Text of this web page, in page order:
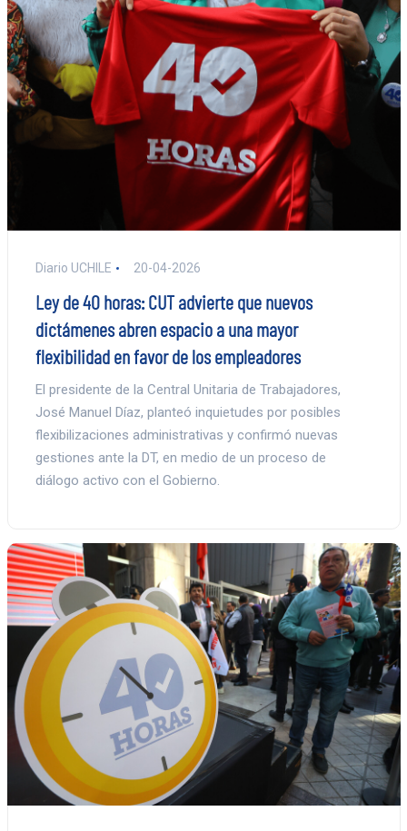
Diario UCHILE 20-04-2026
Ley de 40 horas: CUT advierte que nuevos
dictámenes abren espacio a una mayor
flexibilidad en favor de los empleadores
El presidente de la Central Unitaria de Trabajadores,
José Manuel Díaz, planteó inquietudes por posibles
flexibilizaciones administrativas y confirmó nuevas
gestiones ante la DT, en medio de un proceso de
diálogo activo con el Gobierno.